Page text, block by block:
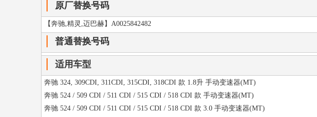
奔驰 524 / 509 CDI / 511 CDI / 515 CDI / 518 CDI 款 手动变速器(MT)
奔驰 524 / 509 CDI / 511 CDI / 515 CDI / 518 CDI 款 3.0 手动变速器(MT)
奔驰 524 / 509 CDI / 511 CDI / 515 CDI / 518 CDI 款 手动变速器(MT)
奔驰 524 / 509 CDI / 511 CDI / 515 CDI / 518 CDI 款 3.0 手动变速器(MT)
奔驰 324,309CDI,311CDI,313CDI,315CDI,318CDI 款 2.2升 手动变速器(MT)
奔驰 524 / 509 CDI / 511 CDI / 515 CDI / 518 CDI 款 2.2 手动变速器(MT)
奔驰 KOMBI-WAGEN 款 2.2 手自一体变速器(AMT)
奔驰 814 DA 款 4.3 手动变速器(MT)
奔驰 KASTENWAGEN 款 2.2 手自一体变速器(AMT)
原厂替换号码
【奔驰,精灵,迈巴赫】A0025842482
普通替换号码
适用车型
奔驰 324, 309CDI, 311CDI, 315CDI, 318CDI 款 1.8升 手动变速器(MT)
奔驰 524 / 509 CDI / 511 CDI / 515 CDI / 518 CDI 款 手动变速器(MT)
奔驰 524 / 509 CDI / 511 CDI / 515 CDI / 518 CDI 款 3.0 手动变速器(MT)